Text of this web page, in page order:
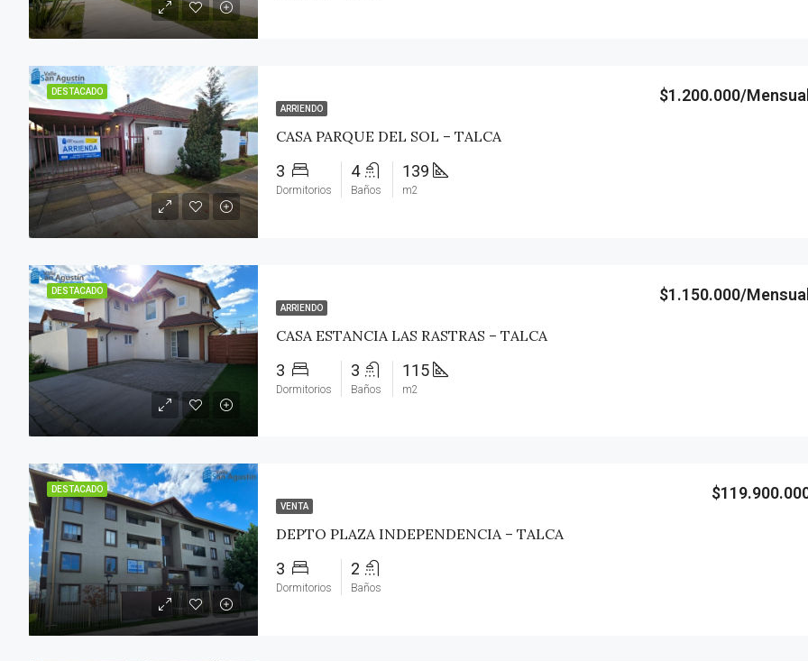
DESTACADO
ARRIENDO
CASA PARQUE DEL SOL – TALCA
$1.200.000/
3
Dormitorios
4
Baños
139
m2
DESTACADO
ARRIENDO
CASA ESTANCIA LAS RASTRAS – TALCA
$1.150.000/
3
Dormitorios
3
Baños
115
m2
DESTACADO
VENTA
DEPTO PLAZA INDEPENDENCIA – TALCA
3
Dormitorios
2
Baños